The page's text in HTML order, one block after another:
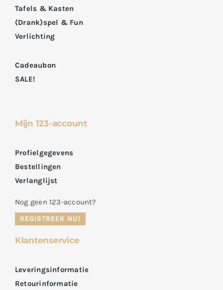
Tafels & Kasten
(Drank)spel & Fun
Verlichting
Cadeaubon
SALE!
Mijn 123-account
Profielgegevens
Bestellingen
Verlanglijst
Nog geen 123-account?
REGISTREER NU!
Klantenservice
Leveringsinformatie
Retourinformatie